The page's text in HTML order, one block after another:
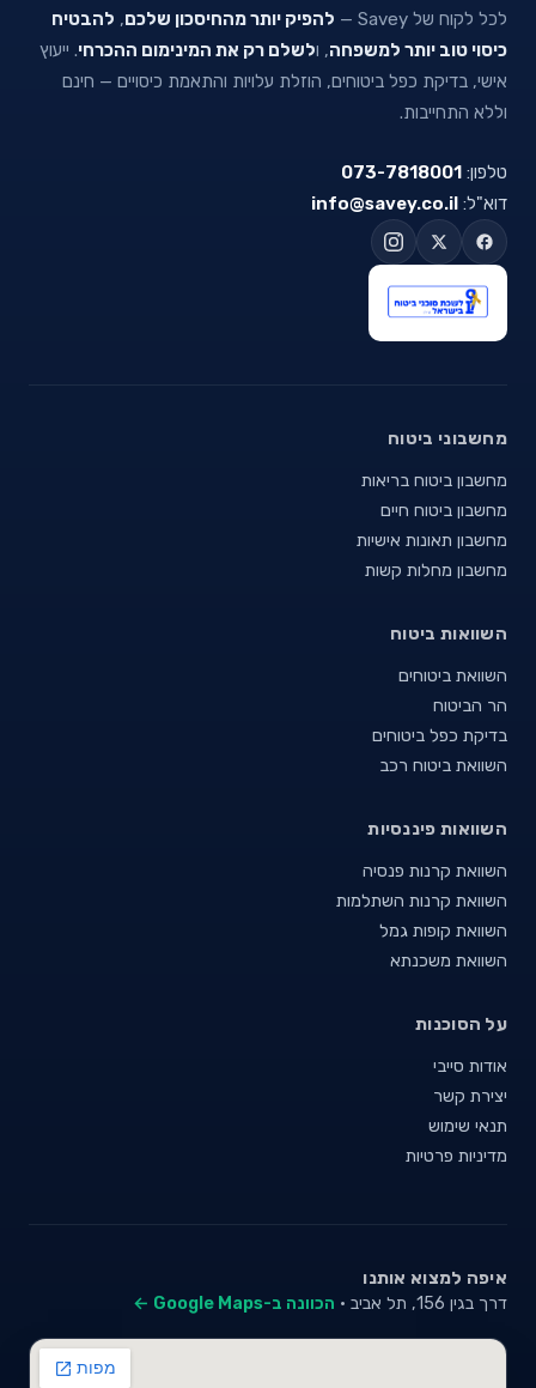
לכל לקוח של Savey —
להפיק יותר מהחיסכון שלכם, להבטיח
כיסוי טוב יותר למשפחה, ולשלם רק את המינימום ההכרחי. ייעוץ
אישי, בדיקת כפל ביטוחים, הוזלת עלויות והתאמת כיסויים — חינם
וללא התחייבות.
טלפון: 073-7818001
דוא"ל: info@savey.co.il
מחשבוני ביטוח
מחשבון ביטוח בריאות
מחשבון ביטוח חיים
מחשבון תאונות אישיות
מחשבון מחלות קשות
השוואות ביטוח
השוואת ביטוחים
הר הביטוח
בדיקת כפל ביטוחים
השוואת ביטוח רכב
השוואות פיננסיות
השוואת קרנות פנסיה
השוואת קרנות השתלמות
השוואת קופות גמל
השוואת משכנתא
על הסוכנות
אודות סייבי
יצירת קשר
תנאי שימוש
מדיניות פרטיות
איפה למצוא אותנו
דרך בגין 156, תל אביב · הכוונה ב-Google Maps ←